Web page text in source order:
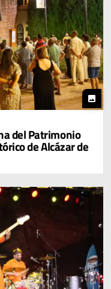
photo
del Patrimonio
de Alcázar de